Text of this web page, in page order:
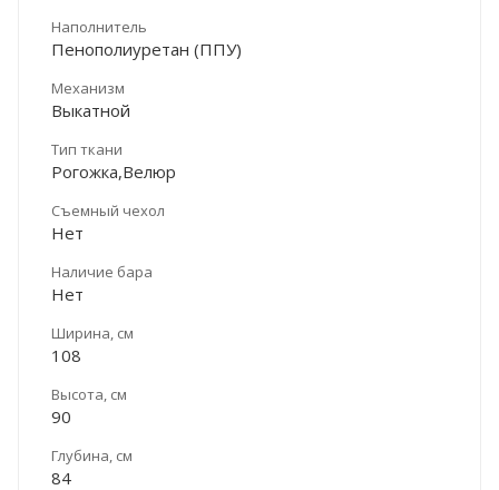
Наполнитель
Пенополиуретан (ППУ)
Механизм
Выкатной
Тип ткани
Рогожка,Велюр
Съемный чехол
Нет
Наличие бара
Нет
Ширина, см
108
Высота, см
90
Глубина, см
84